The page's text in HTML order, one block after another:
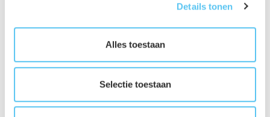
Details tonen
Alles toestaan
Selectie toestaan